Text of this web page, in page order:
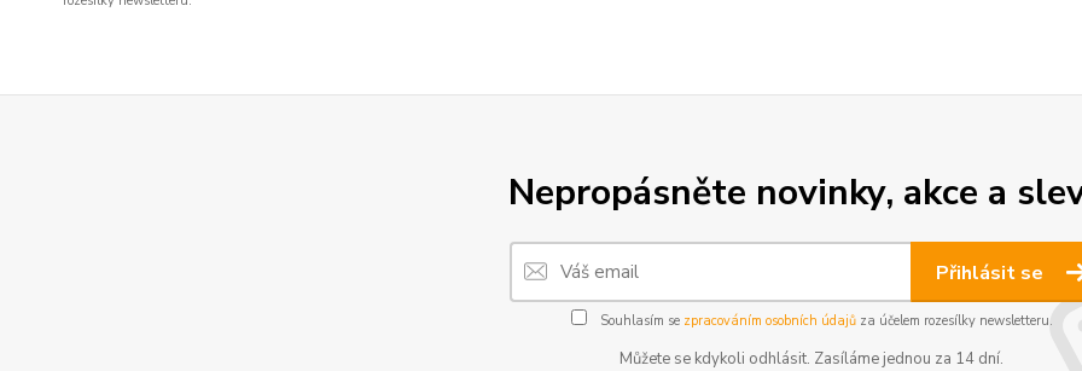
Nepropásněte novinky, akce a
Přihlásit se
Souhlasím se zpracováním osobních údajůza účelem rozesílky newsletteru.
Můžete se kdykoli odhlásit. Zasíláme jednou za 14 dní.